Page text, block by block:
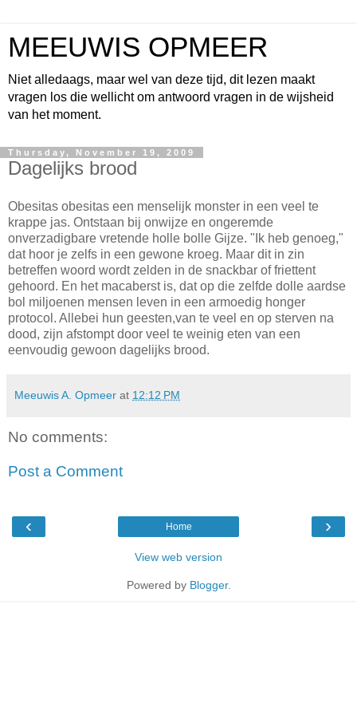
MEEUWIS OPMEER
Niet alledaags, maar wel van deze tijd, dit lezen maakt
vragen los die wellicht om antwoord vragen in de wijsheid
van het moment.
Thursday, November 19, 2009
Dagelijks brood
Obesitas obesitas een menselijk monster in een veel te
krappe jas. Ontstaan bij onwijze en ongeremde
onverzadigbare vretende holle bolle Gijze. "Ik heb genoeg,"
dat hoor je zelfs in een gewone kroeg. Maar dit in zin
betreffen woord wordt zelden in de snackbar of friettent
gehoord. En het macaberst is, dat op die zelfde dolle aardse
bol miljoenen mensen leven in een armoedig honger
protocol. Allebei hun geesten,van te veel en op sterven na
dood, zijn afstompt door veel te weinig eten van een
eenvoudig gewoon dagelijks brood.
Meeuwis A. Opmeer at 12:12 PM
No comments:
Post a Comment
‹ ›
Home
View web version
Powered by Blogger.